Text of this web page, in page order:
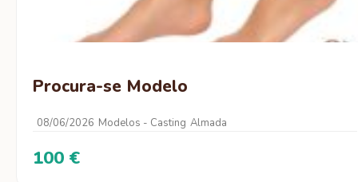
Procura-se Modelo
08/06/2026 Modelos - Casting Almada
100 €